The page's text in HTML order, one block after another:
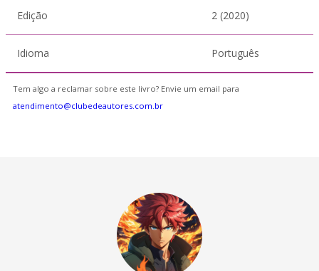
Edição 2 (2020)
Idioma Português
Tem algo a reclamar sobre este livro? Envie um email para
atendimento@clubedeautores.com.br